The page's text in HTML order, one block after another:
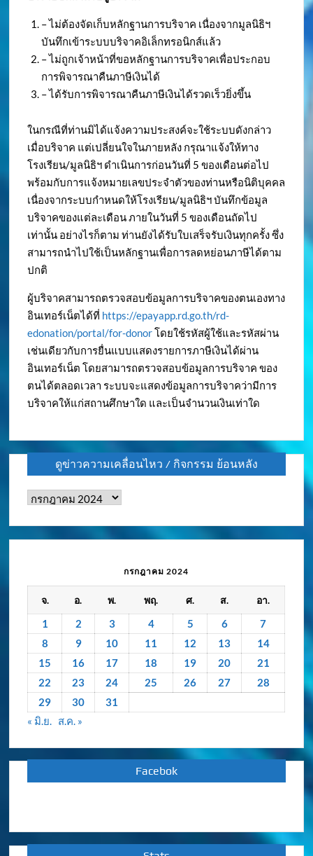
– ไม่ต้องจัดเก็บหลักฐานการบริจาค เนื่องจากมูลนิธิฯ
บันทึกเข้าระบบบริจาคอิเล็กทรอนิกส์แล้ว
– ไม่ถูกเจ้าหน้าที่ขอหลักฐานการบริจาคเพื่อประกอบ
การพิจารณาคืนภาษีเงินได้
– ได้รับการพิจารณาคืนภาษีเงินได้รวดเร็วยิ่งขึ้น
ในกรณีที่ท่านมิได้แจ้งความประสงค์จะใช้ระบบดังกล่าว
เมื่อบริจาค แต่เปลี่ยนใจในภายหลัง กรุณาแจ้งให้ทาง
โรงเรียน/มูลนิธิฯ ดำเนินการก่อนวันที่ 5 ของเดือนต่อไป
พร้อมกับการแจ้งหมายเลขประจำตัวของท่านหรือนิติบุคคล
เนื่องจากระบบกำหนดให้โรงเรียน/มูลนิธิฯ บันทึกข้อมูล
บริจาคของแต่ละเดือน ภายในวันที่ 5 ของเดือนถัดไป
เท่านั้น อย่างไรก็ตาม ท่านยังได้รับใบเสร็จรับเงินทุกครั้ง ซึ่ง
สามารถนำไปใช้เป็นหลักฐานเพื่อการลดหย่อนภาษีได้ตาม
ปกติ
ผู้บริจาคสามารถตรวจสอบข้อมูลการบริจาคของตนเองทาง
อินเทอร์เน็ตได้ที่ https://epayapp.rd.go.th/rd-
edonation/portal/for-donorโดยใช้รหัสผู้ใช้และรหัสผ่าน
เช่นเดียวกับการยื่นแบบแสดงรายการภาษีเงินได้ผ่าน
อินเทอร์เน็ต โดยสามารถตรวจสอบข้อมูลการบริจาค ของ
ตนได้ตลอดเวลา ระบบจะแสดงข้อมูลการบริจาคว่ามีการ
บริจาคให้แก่สถานศึกษาใด และเป็นจำนวนเงินเท่าใด
ดูข่าวความเคลื่อนไหว / กิจกรรม ย้อนหลัง
ดู
กิจกรรม
ย้อน
หลัง
กรกฎาคม 2024
จ. อ. พ. พฤ. ศ. ส. อา.
1 2 3 4 5 6
7
8
9 10 11 12 13
14
15
16 17 18 19 20
21
22
23 24 25 26 27
28
29
30
31
« มิ.ย.
ส.ค. »
Facebok